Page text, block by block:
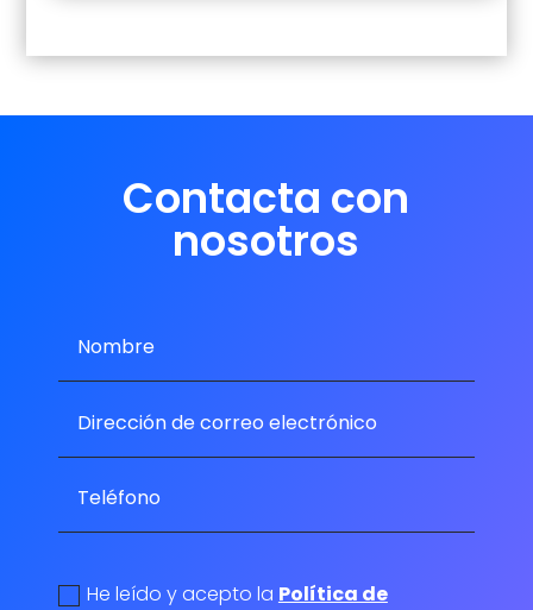
Contacta con
nosotros
He leído y acepto la Política de